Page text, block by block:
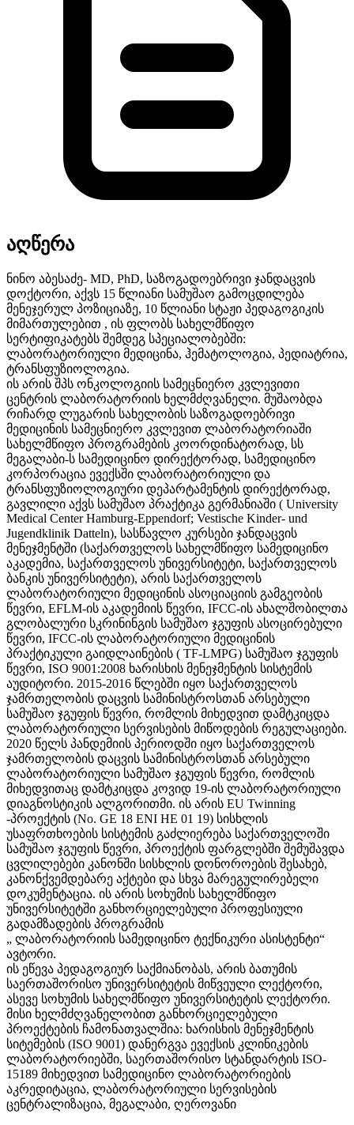
აღწერა
ნინო აბესაძე- MD, PhD, საზოგადოებრივი ჯანდაცვის
დოქტორი, აქვს 15 წლიანი სამუშაო გამოცდილება
მენეჯერულ პოზიციაზე, 10 წლიანი სტაჟი პედაგოგიკის
მიმართულებით , ის ფლობს სახელმწიფო
სერტიფიკატებს შემდეგ სპეციალობებში:
ლაბორატორიული მედიცინა, ჰემატოლოგია, პედიატრია,
ტრანსფუზიოლოგია.
ის არის შპს ონკოლოგიის სამეცნიერო კვლევითი
ცენტრის ლაბორატორიის ხელმძღვანელი. მუშაობდა
რიჩარდ ლუგარის სახელობის საზოგადოებრივი
მედიცინის სამეცნიერო კვლევით ლაბორატორიაში
სახელმწიფო პროგრამების კოორდინატორად, სს
მეგალაბი-ს სამედიცინო დირექტორად, სამედიცინო
კორპორაცია ევექსში ლაბორატორიული და
ტრანსფუზიოლოგიური დეპარტამენტის დირექტორად,
გავლილი აქვს სამუშაო პრაქტიკა გერმანიაში ( University
Medical Center Hamburg-Eppendorf; Vestische Kinder- und
Jugendklinik Datteln), სასწავლო კურსები ჯანდაცვის
მენეჯმენტში (საქართველოს სახელმწიფო სამედიცინო
აკადემია, საქართველოს უნივერსიტეტი, საქართველოს
ბანკის უნივერსიტეტი), არის საქართველოს
ლაბორატორიული მედიცინის ასოციაციის გამგეობის
წევრი, EFLM-ის აკადემიის წევრი, IFCC-ის ახალშობილთა
გლობალური სკრინინგის სამუშაო ჯგუფის ასოცირებული
წევრი, IFCC-ის ლაბორატორიული მედიცინის
პრაქტიკული გაიდლაინების ( TF-LMPG) სამუშაო ჯგუფის
წევრი, ISO 9001:2008 ხარისხის მენეჯმენტის სისტემის
აუდიტორი. 2015-2016 წლებში იყო საქართველოს
ჯამრთელობის დაცვის სამინისტროსთან არსებული
სამუშაო ჯგუფის წევრი, რომლის მიხედვით დამტკიცდა
ლაბორატორიული სერვისების მიწოდების რეგულაციები.
2020 წელს პანდემიის პერიოდში იყო საქართველოს
ჯამრთელობის დაცვის სამინისტროსთან არსებული
ლაბორატორიული სამუშაო ჯგუფის წევრი, რომლის
მიხედვითაც დამტკიცდა კოვიდ 19-ის ლაბორატორიული
დიაგნოსტიკის ალგორითმი. ის არის EU Twinning
-პროექტის (No. GE 18 ENI HE 01 19) სისხლის
უსაფრთხოების სისტემის გაძლიერება საქართველოში
სამუშაო ჯგუფის წევრი, პროექტის ფარგლებში შემუშავდა
ცვლილებები კანონში სისხლის დონოროების შესახებ,
კანონქვემდებარე აქტები და სხვა მარეგულირებელი
დოკუმენტაცია. ის არის სოხუმის სახელმწიფო
უნივერსიტეტში განხორციელებული პროფესიული
გადამზადების პროგრამის
„ ლაბორატორიის სამედიცინო ტექნიკური ასისტენტი“
ავტორი.
ის ეწევა პედაგოგიურ საქმიანობას, არის ბათუმის
საერთაშორისო უნივერსიტეტის მიწვეული ლექტორი,
ასევე სოხუმის სახელმწიფო უნივერსიტეტის ლექტორი.
მისი ხელმძღვანელობით განხორციელებული
პროექტების ჩამონათვალშია: ხარისხის მენეჯმენტის
სიტემების (ISO 9001) დანერგვა ევექსის კლინიკების
ლაბორატორიებში, საერთაშორისო სტანდარტის ISO-
15189 მიხედვით სამედიცინო ლაბორატორიების
აკრედიტაცია, ლაბორატორიული სერვისების
ცენტრალიზაცია, მეგალაბი, ღეროვანი